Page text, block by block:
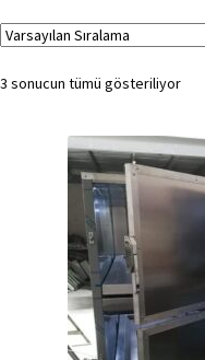
3 sonucun tümü gösteriliyor